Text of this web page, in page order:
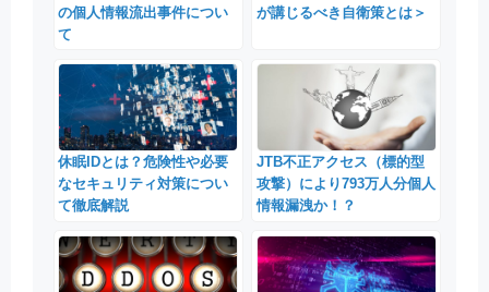
の個人情報流出事件につい
て
が講じるべき自衛策とは＞
休眠IDとは？危険性や必要
なセキュリティ対策につい
て徹底解説
JTB不正アクセス（標的型
攻撃）により793万人分個人
情報漏洩か！？